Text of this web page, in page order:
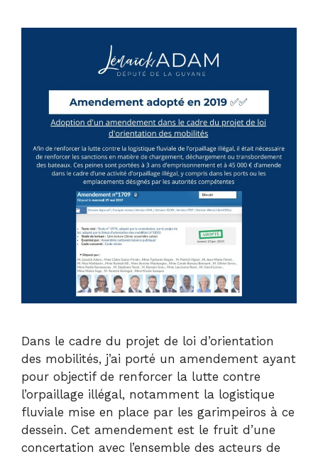
Dans le cadre du projet de loi d’orientation
des mobilités, j’ai porté un amendement ayant
pour objectif de renforcer la lutte contre
l’orpaillage illégal, notamment la logistique
fluviale mise en place par les garimpeiros à ce
dessein. Cet amendement est le fruit d’une
concertation avec l’ensemble des acteurs de